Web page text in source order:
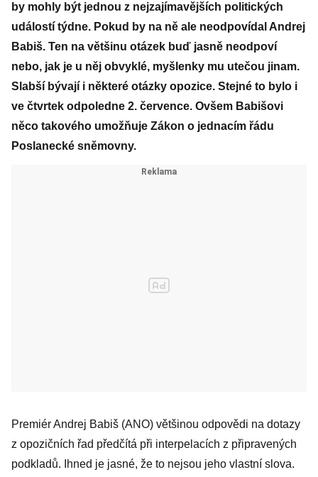
by mohly být jednou z nejzajímavějších politických
událostí týdne. Pokud by na ně ale neodpovídal Andrej
Babiš. Ten na většinu otázek buď jasně neodpoví
nebo, jak je u něj obvyklé, myšlenky mu utečou jinam.
Slabší bývají i některé otázky opozice. Stejné to bylo i
ve čtvrtek odpoledne 2. července. Ovšem Babišovi
něco takového umožňuje Zákon o jednacím řádu
Poslanecké sněmovny.
Premiér Andrej Babiš (ANO) většinou odpovědi na dotazy
z opozičních řad předčítá při interpelacích z připravených
podkladů. Ihned je jasné, že to nejsou jeho vlastní slova.